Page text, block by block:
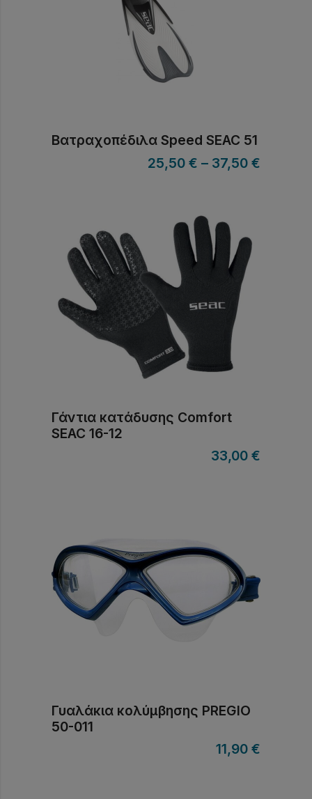
Βατραχοπέδιλα Speed SEAC 51
25,50 € – 37,50 €
Γάντια κατάδυσης Comfort
SEAC 16-12
33,00 €
Γυαλάκια κολύμβησης PREGIO
50-011
11,90 €